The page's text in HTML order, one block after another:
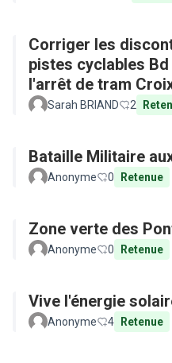
Corriger les
pistes cyclables
l'arrêt de tram
Sarah BRIAND 2
Bataille Militaire
Anonyme 0 Retenue
Zone verte des
Anonyme 0 Retenue
Vive l'énergie
Anonyme 4 Retenue